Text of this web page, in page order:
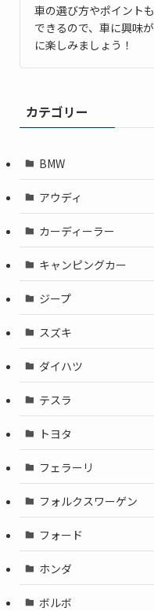
車の選び方やポイント
できるので、車に興味
に楽しみましょう！
カテゴリー
BMW
アウディ
カーディーラー
キャンピングカー
ジープ
スズキ
ダイハツ
テスラ
トヨタ
フェラーリ
フォルクスワーゲン
フォード
ホンダ
ボルボ